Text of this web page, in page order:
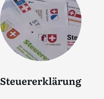
Steuererklärung